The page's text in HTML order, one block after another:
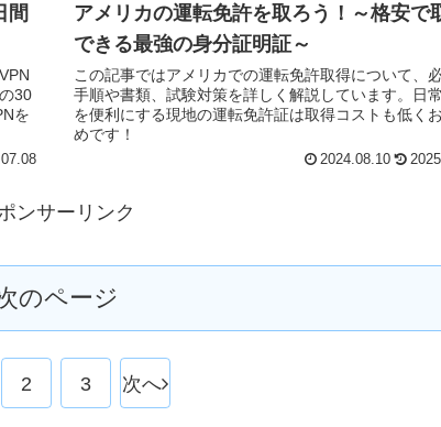
間
30
を
アメリカの運転免許を取ろう！～格安で
できる最強の身分証明証～
この記事ではアメリカでの運転免許取得について、
手順や書類、試験対策を詳しく解説しています。日
を便利にする現地の運転免許証は取得コストも低く
めです！
2024.08.10
ンサーリンク
のページ
2 3 次へ